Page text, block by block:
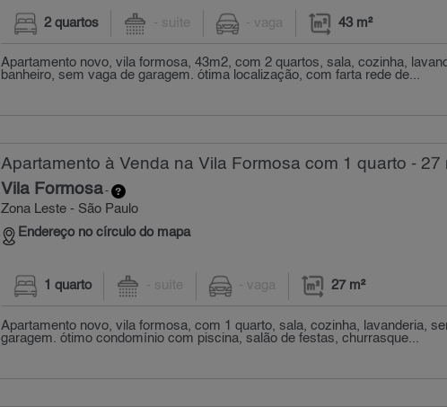
2 quartos - suíte - vaga 43 m²
Apartamento novo, vila formosa, 43m2, com 2 quartos, sala, cozinha,
banheiro, sem vaga de garagem. ótima localização, com farta rede de...
Apartamento à Venda na Vila Formosa com 1 quarto - 27
Vila Formosa-
Zona Leste - São Paulo
Endereço no círculo do mapa
1 quarto - suíte - vaga 27 m²
Apartamento novo, vila formosa, com 1 quarto, sala, cozinha, lavanderia,
garagem. ótimo condomínio com piscina, salão de festas, churrasque...